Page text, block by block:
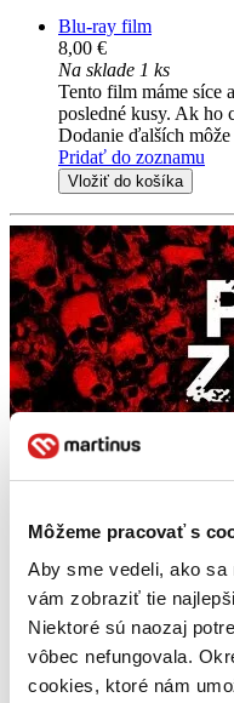
Môžeme pracovať s
Aby sme vedeli, ako sa
vám zobraziť tie
Niektoré sú naozaj
vôbec nefungovala.
cookies, ktoré nám
Blu-ray film
8,00 €
Na sklade 1 ks
Tento film máme síce
posledné kusy. Ak ho
Dodanie ďalších
Pridať do zoznamu
Vložiť do košíka